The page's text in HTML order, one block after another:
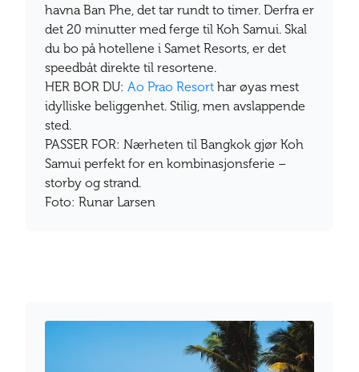
havna Ban Phe, det tar rundt to timer. Derfra er
det 20 minutter med ferge til Koh Samui. Skal
du bo på hotellene i Samet Resorts, er det
speedbåt direkte til resortene.
HER BOR DU: Ao Prao Resort har øyas mest
idylliske beliggenhet. Stilig, men avslappende
sted.
PASSER FOR: Nærheten til Bangkok gjør Koh
Samui perfekt for en kombinasjonsferie –
storby og strand.
Foto: Runar Larsen